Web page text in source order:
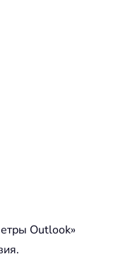
Outlook»